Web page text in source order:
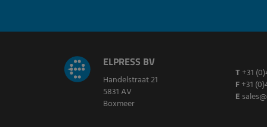
ELPRESS BV
Handelstraat 21
5831 AV
Boxmeer
T +31
F+31
E